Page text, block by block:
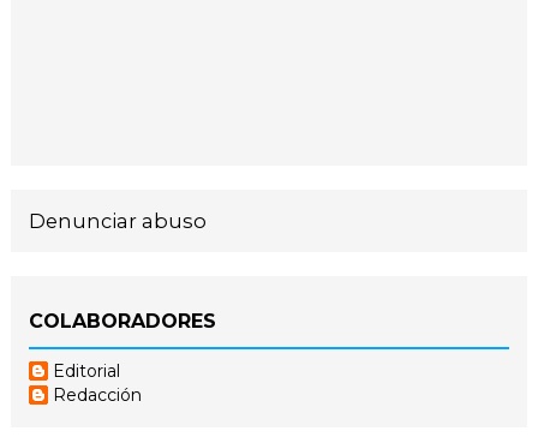
Denunciar abuso
COLABORADORES
Editorial
Redacción